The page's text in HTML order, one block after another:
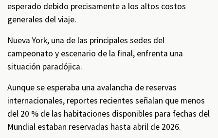
esperado debido precisamente a los altos costos
generales del viaje.
Nueva York, una de las principales sedes del
campeonato y escenario de la final, enfrenta una
situación paradójica.
Aunque se esperaba una avalancha de reservas
internacionales, reportes recientes señalan que menos
del 20 % de las habitaciones disponibles para fechas del
Mundial estaban reservadas hasta abril de 2026.